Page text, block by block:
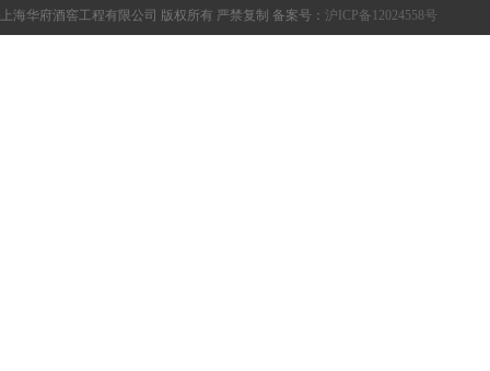
上海华府酒窖工程有限公司 版权所有 严禁复制 备案号： 沪ICP备12024558号